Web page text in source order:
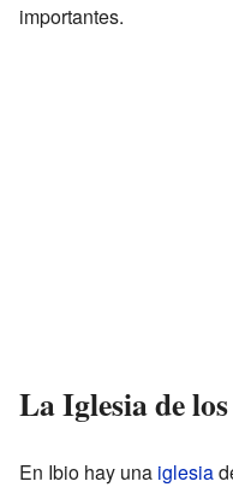
importantes.
La Iglesia de
En Ibio hay una iglesia